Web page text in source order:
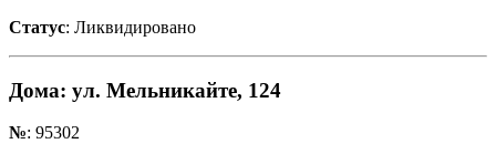
Статус: Ликвидировано
Дома: ул. Мельникайте, 124
№: 95302